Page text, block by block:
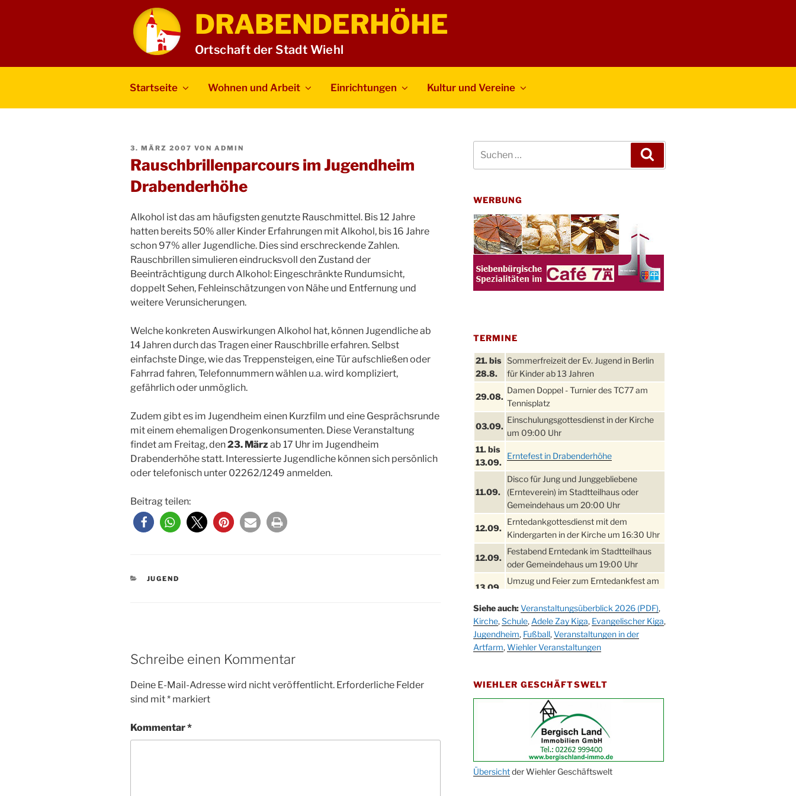
DRABENDERHÖHE
Ortschaft der Stadt Wiehl
Startseite Wohnen und Arbeit Einrichtungen Kultur und Vereine
VERÖFFENTLICHT
3. MÄRZ 2007 VON ADMIN
Rauschbrillenparcours im Jugendheim
Drabenderhöhe
Alkohol ist das am häufigsten genutzte Rauschmittel. Bis 12 Jahre
hatten bereits 50% aller Kinder Erfahrungen mit Alkohol, bis 16 Jahre
schon 97% aller Jugendliche. Dies sind erschreckende Zahlen.
Rauschbrillen simulieren eindrucksvoll den Zustand der
Beeinträchtigung durch Alkohol: Eingeschränkte Rundumsicht,
doppelt Sehen, Fehleinschätzungen von Nähe und Entfernung und
weitere Verunsicherungen.
Welche konkreten Auswirkungen Alkohol hat, können Jugendliche ab
14 Jahren durch das Tragen einer Rauschbrille erfahren. Selbst
einfachste Dinge, wie das Treppensteigen, eine Tür aufschließen oder
Fahrrad fahren, Telefonnummern wählen u.a. wird kompliziert,
gefährlich oder unmöglich.
Zudem gibt es im Jugendheim einen Kurzfilm und eine Gesprächsrunde
mit einem ehemaligen Drogenkonsumenten. Diese Veranstaltung
findet am Freitag, den23. März ab 17 Uhr im Jugendheim
Drabenderhöhe statt. Interessierte Jugendliche können sich persönlich
oder telefonisch unter 02262/1249 anmelden.
Beitrag teilen:
KATEGORIEN
JUGEND
Schreibe einen Kommentar
Deine E-Mail-Adresse wird nicht veröffentlicht. Erforderliche Felder
sind mit* markiert
Kommentar*
nach:
WERBUNG
TERMINE
21. bis
28.8.
Sommerfreizeit der Ev. Jugend in Berlin
für Kinder ab 13 Jahren
29.08.
Damen Doppel - Turnier des TC77 am
Tennisplatz
03.09.
Einschulungsgottesdienst in der Kirche
um 09:00 Uhr
11. bis
13.09.
Erntefest in Drabenderhöhe
11.09.
Disco für Jung und Junggebliebene
(Ernteverein) im Stadtteilhaus oder
Gemeindehaus um 20:00 Uhr
12.09.
Erntedankgottesdienst mit dem
Kindergarten in der Kirche um 16:30 Uhr
12.09.
Festabend Erntedank im Stadtteilhaus
oder Gemeindehaus um 19:00 Uhr
13.09.
Umzug und Feier zum Erntedankfest am
19.09.
Schlagerabend im Stadtteilhaus
Drabenderhöhe
25. u.
26.09.
Oktoberfest im Cafe XXS
10-12 Uhr
Afterwork-Andacht um 18:00 Uhr in der
Sandmännchen-Gottesdienst in der
Kirche oder im Ev. Gemeindehaus um
18:00 Uhr
11.10.
Oktoberfest MGV im Stadtteilhaus um
Siehe auch: Veranstaltungsüberblick 2026 (PDF),
Kirche,Schule, Adele Zay Kiga, Evangelischer Kiga,
Jugendheim, Fußball,Veranstaltungen in der
Artfarm,Wiehler Veranstaltungen
WIEHLER GESCHÄFTSWELT
Übersichtder Wiehler Geschäftswelt